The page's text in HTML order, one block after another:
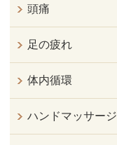
頭痛
足の疲れ
体内循環
ハンドマッサージ